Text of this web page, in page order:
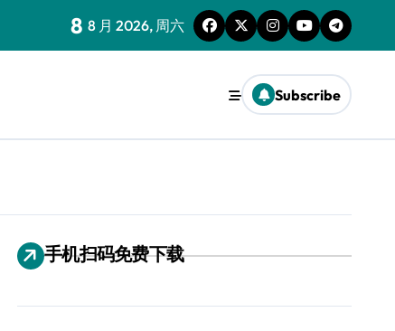
8 8 月 2026, 周六
Subscribe
手机扫码免费下载